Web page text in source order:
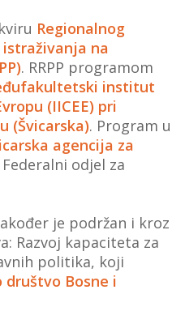
Regionalnog
na
. RRPP programom
institut
(IICEE) pri
(Švicarska). Program u
agencija za
Federalni odjel za
je podržan i kroz
Razvoj kapaciteta za
politika, koji
društvo Bosne i